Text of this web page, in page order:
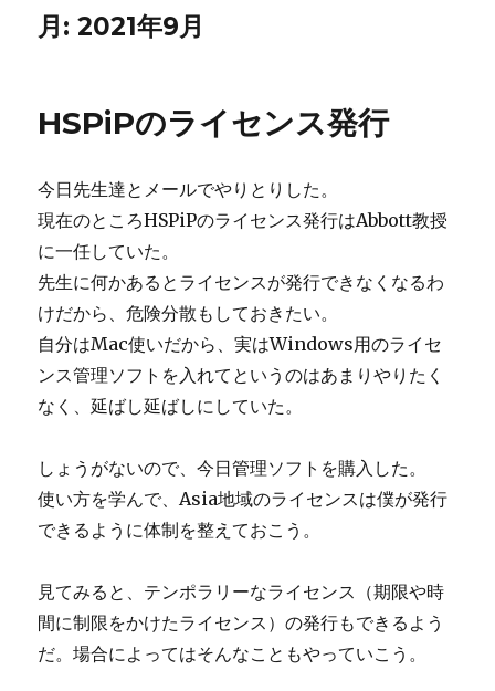
月:2021年9月
HSPiPのライセンス発行
今日先生達とメールでやりとりした。
現在のところHSPiPのライセンス発行はAbbott教授
に一任していた。
先生に何かあるとライセンスが発行できなくなるわ
けだから、危険分散もしておきたい。
自分はMac使いだから、実はWindows用のライセ
ンス管理ソフトを入れてというのはあまりやりたく
なく、延ばし延ばしにしていた。
しょうがないので、今日管理ソフトを購入した。
使い方を学んで、Asia地域のライセンスは僕が発行
できるように体制を整えておこう。
見てみると、テンポラリーなライセンス（期限や時
間に制限をかけたライセンス）の発行もできるよう
だ。場合によってはそんなこともやっていこう。